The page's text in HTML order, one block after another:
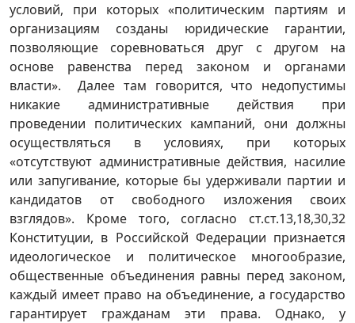
условий, при которых «политическим партиям и
организациям созданы юридические гарантии,
позволяющие соревноваться друг с другом на
основе равенства перед законом и органами
власти». Далее там говорится, что недопустимы
никакие административные действия при
проведении политических кампаний, они должны
осуществляться в условиях, при которых
«отсутствуют административные действия, насилие
или запугивание, которые бы удерживали партии и
кандидатов от свободного изложения своих
взглядов». Кроме того, согласно ст.ст.13,18,30,32
Конституции, в Российской Федерации признается
идеологическое и политическое многообразие,
общественные объединения равны перед законом,
каждый имеет право на объединение, а государство
гарантирует гражданам эти права. Однако, у